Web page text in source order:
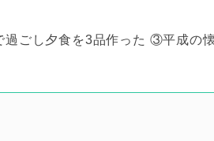
ごし夕食を3品作った ③平成の